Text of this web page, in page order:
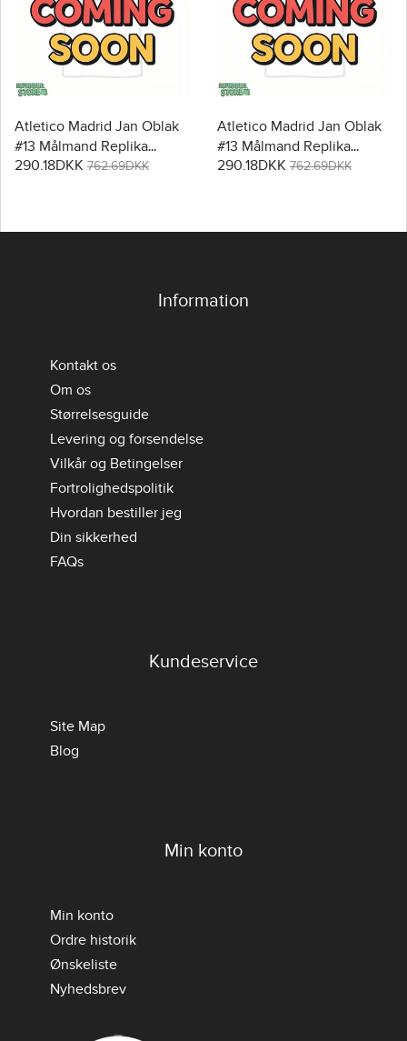
Atletico Madrid Jan Oblak
#13 Målmand Replika
Udebanetrøje 2025-26
290.18DKK 762.69DKK
Atletico Madrid Jan Oblak
#13 Målmand Replika
Tredjetrøje 2025-26
290.18DKK 762.69DKK
Information
Kontakt os
Om os
Størrelsesguide
Levering og forsendelse
Vilkår og Betingelser
Fortrolighedspolitik
Hvordan bestiller jeg
Din sikkerhed
FAQs
Kundeservice
Site Map
Blog
Min konto
Min konto
Ordre historik
Ønskeliste
Nyhedsbrev